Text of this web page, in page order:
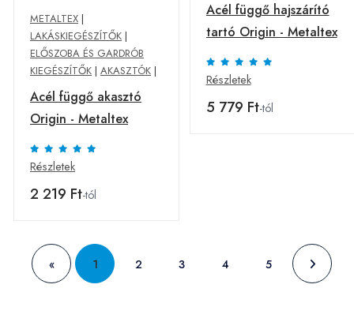
METALTEX |
LAKÁSKIEGÉSZÍTŐK |
ELŐSZOBA ÉS GARDRÓB
KIEGÉSZÍTŐK | AKASZTÓK |
Acél függő akasztó
Origin - Metaltex
Részletek
2 219 Ft-tól
Acél függő hajszárító
tartó Origin - Metaltex
Részletek
5 779 Ft-tól
« 1 2 3 4 5